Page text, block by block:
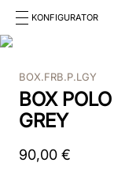
KONFIGURATOR
Cosa stai
1.smart nova
2 nova
BOX.FRB.P.LGY
BOX
GREY
90,00 €